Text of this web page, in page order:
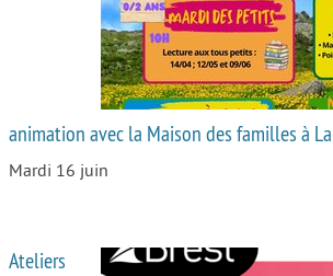
animation avec la Maison des familles à
Mardi 16 juin
Ateliers